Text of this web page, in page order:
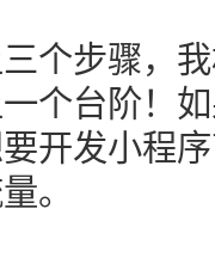
个步骤，
个台阶！
开发小程
。